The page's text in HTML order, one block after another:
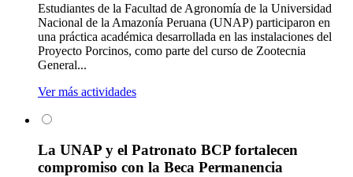
Estudiantes de la Facultad de Agronomía de la Universidad
Nacional de la Amazonía Peruana (UNAP) participaron en
una práctica académica desarrollada en las instalaciones del
Proyecto Porcinos, como parte del curso de Zootecnia
General...
Ver más actividades
La UNAP y el Patronato BCP fortalecen
compromiso con la Beca Permanencia